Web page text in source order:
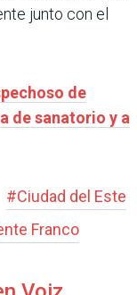
junto con el
de
de sanatorio y a
#Ciudad del Este
Franco